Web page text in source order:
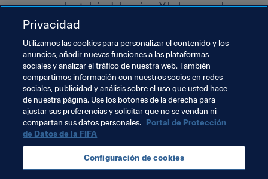
esperan en el autobús del equipo. Y lo hace con los
hombros erguidos, la cabeza bien alta y una sonrisa
encajada ante Argentina, la Copa Mundial de Fútsal de la
FIFA 2016 ha brindado numerosos motivos de
satisfacción a Egipto.
Temas relacionados
Competiciones Egypt CAF Argentina
CONMEBOL
Privacidad
Utilizamos las cookies para personalizar el contenido y los
anuncios, añadir nuevas funciones a las plataformas
sociales y analizar el tráfico de nuestra web. También
compartimos información con nuestros socios en redes
sociales, publicidad y análisis sobre el uso que usted hace
de nuestra página. Use los botones de la derecha para
ajustar sus preferencias y solicitar que no se vendan ni
compartan sus datos personales. Portal de Protección
de Datos de la FIFA
Configuración de cookies